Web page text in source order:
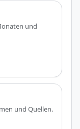
und
und Quellen.